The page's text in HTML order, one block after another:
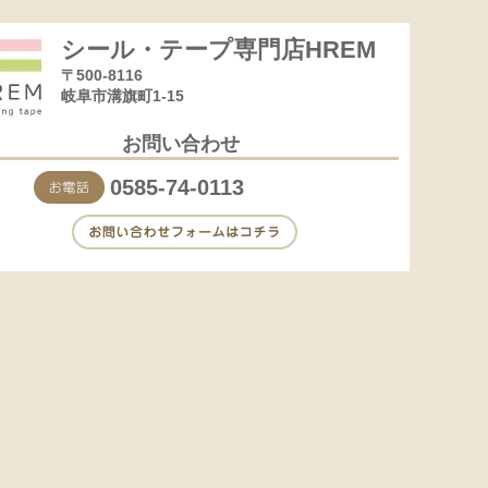
シール・テープ専門店HREM
〒500-8116
岐阜市溝旗町1-15
お問い合わせ
0585-74-0113